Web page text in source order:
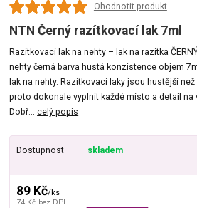
Ohodnotit produkt
NTN Černý razítkovací lak 7ml
Razítkovací lak na nehty – lak na razítka
nehty černá barva hustá konzistence objem
lak na nehty. Razítkovací laky jsou hustější
proto dokonale vyplnit každé místo a detail na
Dobř...celý popis
Dostupnost skladem
89 Kč/ks
74 Kč bez DPH